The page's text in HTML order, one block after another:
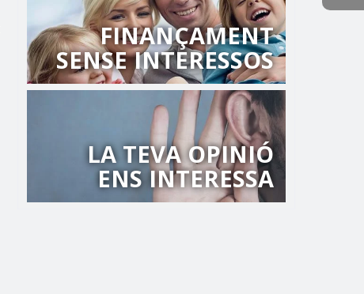
FINANÇAMENT
SENSE INTERESSOS
LA TEVA OPINIÓ
ENS INTERESSA